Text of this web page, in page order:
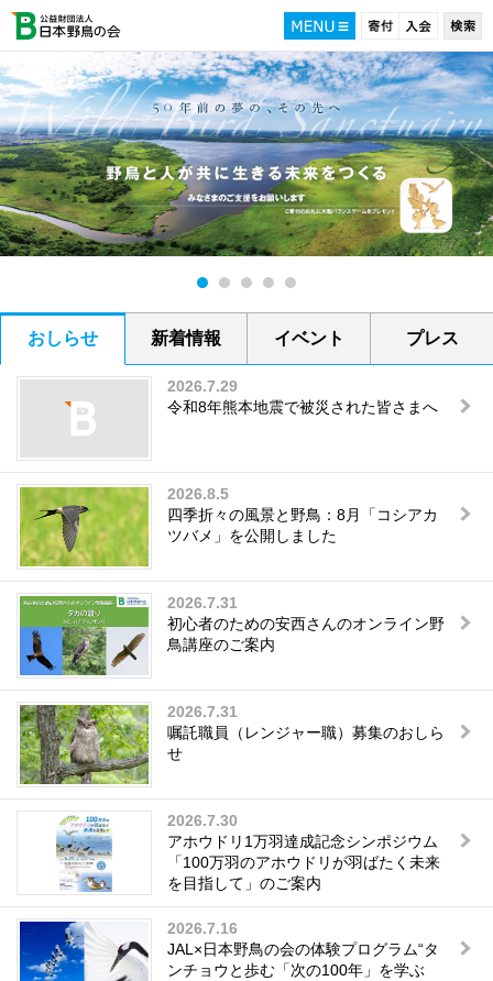
おしらせ 新着情報 イベント プレス
2026.7.29
令和8年熊本地震で被災された皆さまへ
2026.8.5
四季折々の風景と野鳥：8月「コシアカ
ツバメ」を公開しました
2026.7.31
初心者のための安西さんのオンライン野
鳥講座のご案内
2026.7.31
嘱託職員（レンジャー職）募集のおしら
せ
2026.7.30
アホウドリ1万羽達成記念シンポジウム
「100万羽のアホウドリが羽ばたく未来
を目指して」のご案内
2026.7.16
JAL×日本野鳥の会の体験プログラム“タ
ンチョウと歩む「次の100年」を学ぶ